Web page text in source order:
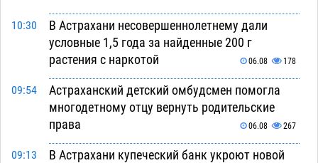
10:30
В Астрахани несовершеннолетнему дали
условные 1,5 года за найденные 200 г
растения с наркотой
06.08 178
09:54
Астраханский детский омбудсмен помогла
многодетному отцу вернуть родительские
права
06.08 267
09:13
В Астрахани купеческий банк укроют новой